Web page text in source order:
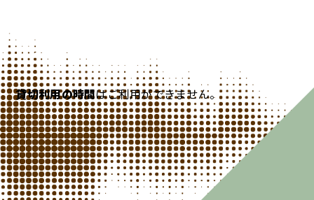
トレーニングジム1月ご利用カレンダー
貸切利用の時間はご利用ができません。